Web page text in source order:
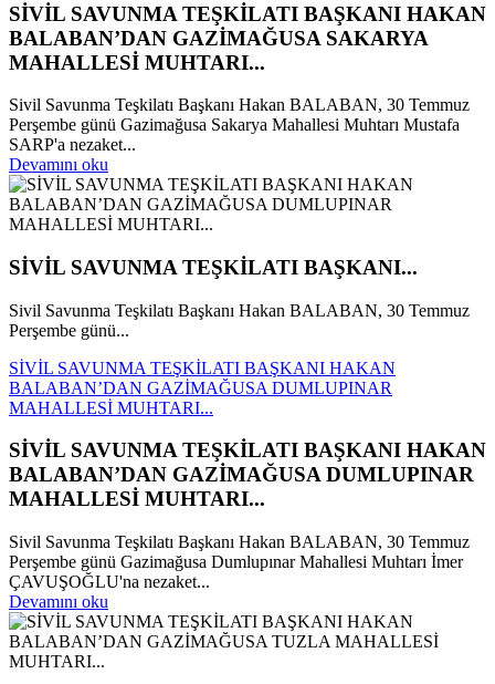
SİVİL SAVUNMA TEŞKİLATI BAŞKANI HAKAN
BALABAN’DAN GAZİMAĞUSA SAKARYA
MAHALLESİ MUHTARI...
Sivil Savunma Teşkilatı Başkanı Hakan BALABAN, 30 Temmuz
Perşembe günü Gazimağusa Sakarya Mahallesi Muhtarı Mustafa
SARP'a nezaket...
Devamını oku
SİVİL SAVUNMA TEŞKİLATI BAŞKANI...
Sivil Savunma Teşkilatı Başkanı Hakan BALABAN, 30 Temmuz
Perşembe günü...
SİVİL SAVUNMA TEŞKİLATI BAŞKANI HAKAN
BALABAN’DAN GAZİMAĞUSA DUMLUPINAR
MAHALLESİ MUHTARI...
SİVİL SAVUNMA TEŞKİLATI BAŞKANI HAKAN
BALABAN’DAN GAZİMAĞUSA DUMLUPINAR
MAHALLESİ MUHTARI...
Sivil Savunma Teşkilatı Başkanı Hakan BALABAN, 30 Temmuz
Perşembe günü Gazimağusa Dumlupınar Mahallesi Muhtarı İmer
ÇAVUŞOĞLU'na nezaket...
Devamını oku